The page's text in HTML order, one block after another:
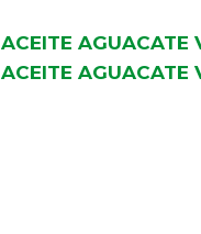
ACEITE AGUACATE
ACEITE AGUACATE